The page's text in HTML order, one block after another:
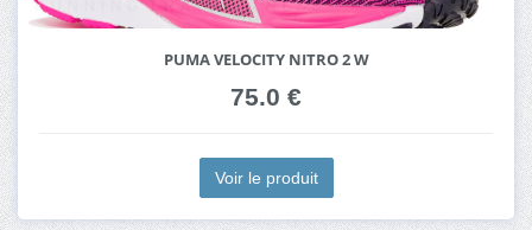
PUMA VELOCITY NITRO 2 W
75.0 €
Voir le produit